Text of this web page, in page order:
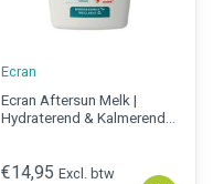
Ecran
Ecran Aftersun Melk |
Hydraterend & Kalmerend |
€14,95 Excl. btw